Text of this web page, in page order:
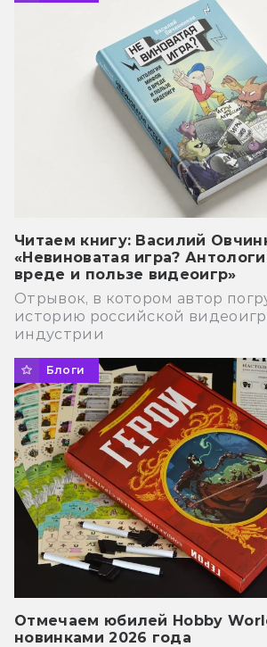
Читаем книгу: Василий
«Невиноватая игра?
вреде и пользе видеоигр»
Отрывок, в котором автор
историю российской
индустрии
Блоги
Отмечаем юбилей Hobby
новинками 2026 года